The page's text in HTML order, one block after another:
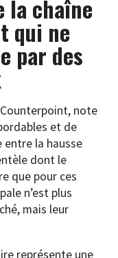
la chaîne
qui ne
par des
note
et de
entre la hausse
dont le
que pour ces
n’est plus
mais leur
représente une